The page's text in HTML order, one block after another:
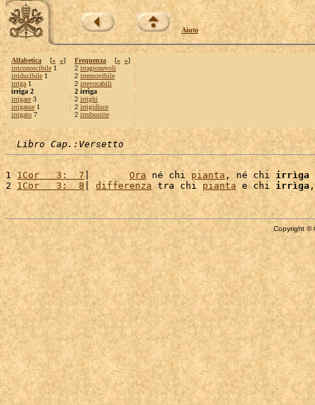
Aiuto
Alfabetica [« »]
irriconoscibile 1
irriducibile 1
irriga 1
irrìga 2
irrigare 3
irrigasse 1
irrigato 7
Frequenza [« »]
2 irragionevoli
2 irremovibile
2 irrevocabili
2 irrìga
2 irrighi
2 irrigidisce
2 irrobustite
Libro Cap.:Versetto
1 1Cor   3:  7| Ora né chi pianta , né chi irrìga
2 1Cor   3:  8 differenza tra chi pianta e chi irrìga
Copyright ©